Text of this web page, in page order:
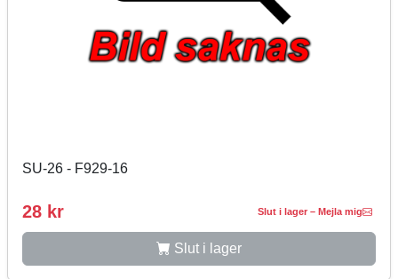
SU-26 - F929-16
28 kr Slut i lager – Mejla mig
Slut i lager